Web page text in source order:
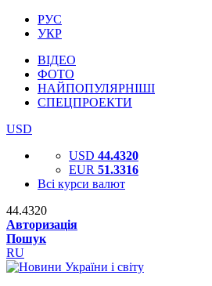
РУС
УКР
ВІДЕО
ФОТО
НАЙПОПУЛЯРНІШІ
СПЕЦПРОЕКТИ
USD
USD 44.4320
EUR 51.3316
Всі курси валют
44.4320
Авторизація
Пошук
RU